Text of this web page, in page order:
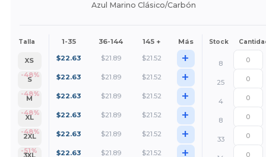
Azul Marino Clásico/Carbón
Talla 1-35 36-144 145 + Más Stock
XS
-48%
$22.63 $21.89 $21.52 +
8
S
-48%
$22.63 $21.89 $21.52 +
25
M
-48%
$22.63 $21.89 $21.52 +
4
XL
-48%
$22.63 $21.89 $21.52 +
8
2XL
-51%
$22.63 $21.89 $21.52 +
33
$22.63 $21.89 $21.52 +